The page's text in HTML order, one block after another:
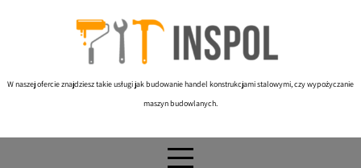
W naszej ofercie znajdziesz takie usługi jak budowanie handel konstrukcjami stalowymi, czy wypożyczanie
maszyn budowlanych.